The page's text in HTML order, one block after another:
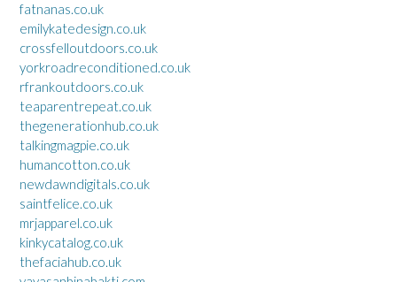
fatnanas.co.uk
emilykatedesign.co.uk
crossfelloutdoors.co.uk
yorkroadreconditioned.co.uk
rfrankoutdoors.co.uk
teaparentrepeat.co.uk
thegenerationhub.co.uk
talkingmagpie.co.uk
humancotton.co.uk
newdawndigitals.co.uk
saintfelice.co.uk
mrjapparel.co.uk
kinkycatalog.co.uk
thefaciahub.co.uk